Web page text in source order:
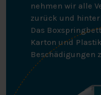
nehmen wir alle
zurück und
Das
Karton und
Beschädigungen